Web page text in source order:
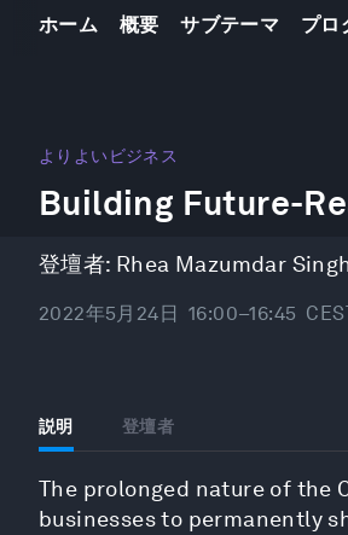
ホーム 概要 サブテーマ プロ
よりよいビジネス
Building Future-
登壇者: Rhea Mazumdar
2022年5月24日 16:00–16:45
説明 登壇者
The prolonged nature of the
businesses to permanently
seconds
45
minutes,
seconds
Volume
90%